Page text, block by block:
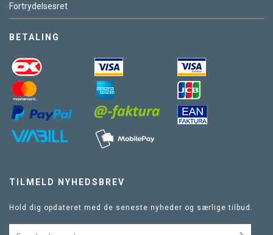
Fortrydelsesret
BETALING
TILMELD NYHEDSBREV
Hold dig opdateret med de seneste nyheder og særlige tilbud.